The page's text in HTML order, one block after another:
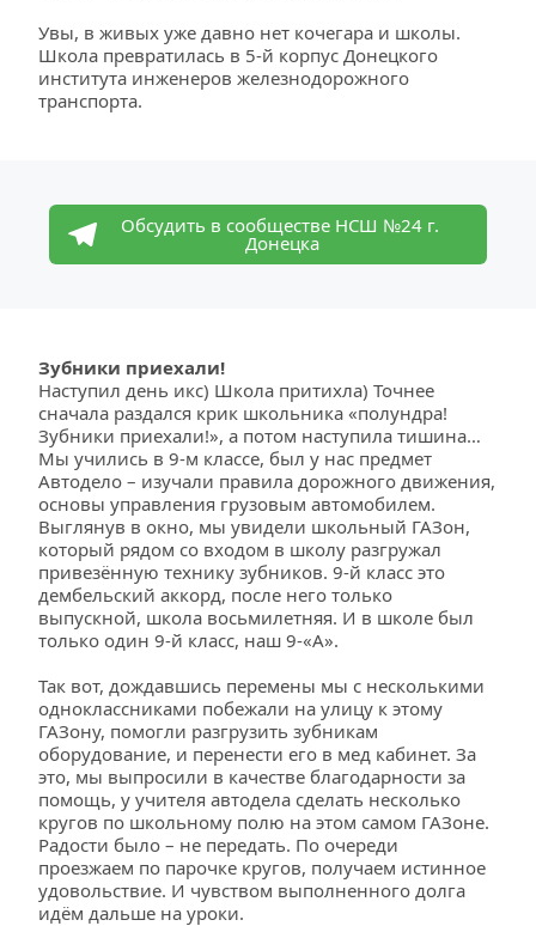
Увы, в живых уже давно нет кочегара и школы.
Школа превратилась в 5-й корпус Донецкого
института инженеров железнодорожного
транспорта.
Обсудить в сообществе НСШ №24 г.
Донецка
Зубники приехали!
Наступил день икс) Школа притихла) Точнее
сначала раздался крик школьника «полундра!
Зубники приехали!», а потом наступила тишина…
Мы учились в 9-м классе, был у нас предмет
Автодело – изучали правила дорожного движения,
основы управления грузовым автомобилем.
Выглянув в окно, мы увидели школьный ГАЗон,
который рядом со входом в школу разгружал
привезённую технику зубников. 9-й класс это
дембельский аккорд, после него только
выпускной, школа восьмилетняя. И в школе был
только один 9-й класс, наш 9-«А».
Так вот, дождавшись перемены мы с несколькими
одноклассниками побежали на улицу к этому
ГАЗону, помогли разгрузить зубникам
оборудование, и перенести его в мед кабинет. За
это, мы выпросили в качестве благодарности за
помощь, у учителя автодела сделать несколько
кругов по школьному полю на этом самом ГАЗоне.
Радости было – не передать. По очереди
проезжаем по парочке кругов, получаем истинное
удовольствие. И чувством выполненного долга
идём дальше на уроки.